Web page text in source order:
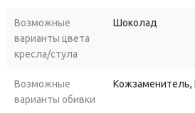
Возможные
варианты цвета
кресла/стула
Шоколад
Возможные
варианты обивки
Кожзаменитель,